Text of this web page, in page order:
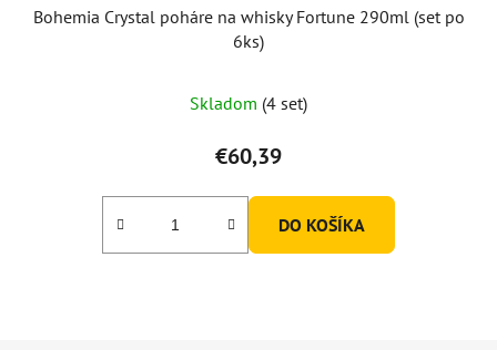
Bohemia Crystal poháre na whisky Fortune 290ml (set po
6ks)
Skladom (4 set)
€60,39
DO KOŠÍKA